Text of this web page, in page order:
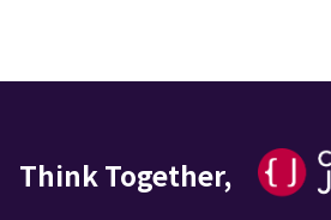
Think Together,